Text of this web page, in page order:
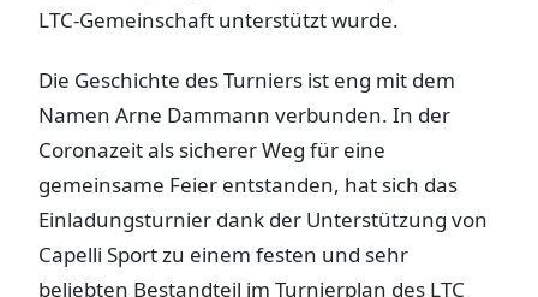
LTC-Gemeinschaft unterstützt wurde.
Die Geschichte des Turniers ist eng mit dem
Namen Arne Dammann verbunden. In der
Coronazeit als sicherer Weg für eine
gemeinsame Feier entstanden, hat sich das
Einladungsturnier dank der Unterstützung von
Capelli Sport zu einem festen und sehr
beliebten Bestandteil im Turnierplan des LTC